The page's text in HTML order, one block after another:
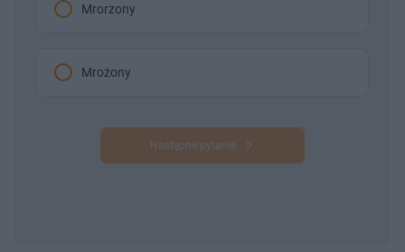
Mrorzony
Mrożony
Następne pytanie